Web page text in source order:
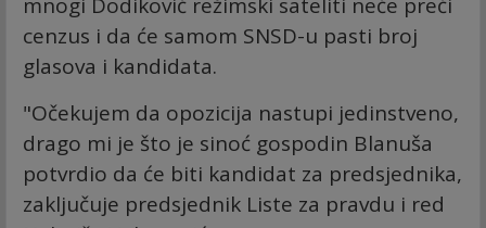
cenzus i da će samom SNSD-u pasti broj
glasova i kandidata.
"Očekujem da opozicija nastupi jedinstveno,
drago mi je što je sinoć gospodin Blanuša
potvrdio da će biti kandidat za predsjednika,
zaključuje predsjednik Liste za pravdu i red